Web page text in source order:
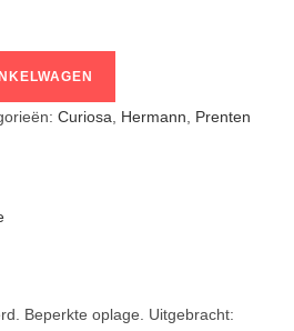
Curiosa, Hermann, Prenten
Beperkte oplage. Uitgebracht: